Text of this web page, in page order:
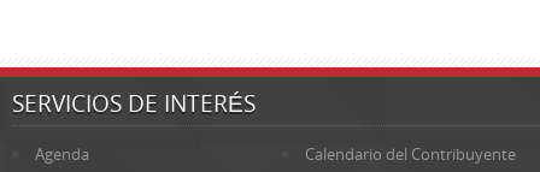
SERVICIOS DE INTERÉS
Agenda
Calendario del Contribuyente